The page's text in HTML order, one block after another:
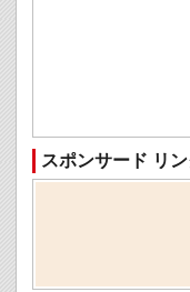
スポンサード リン